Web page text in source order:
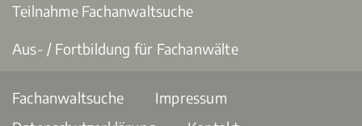
Teilnahme Fachanwaltsuche
Aus- / Fortbildung für Fachanwälte
Fachanwaltsuche
Impressum